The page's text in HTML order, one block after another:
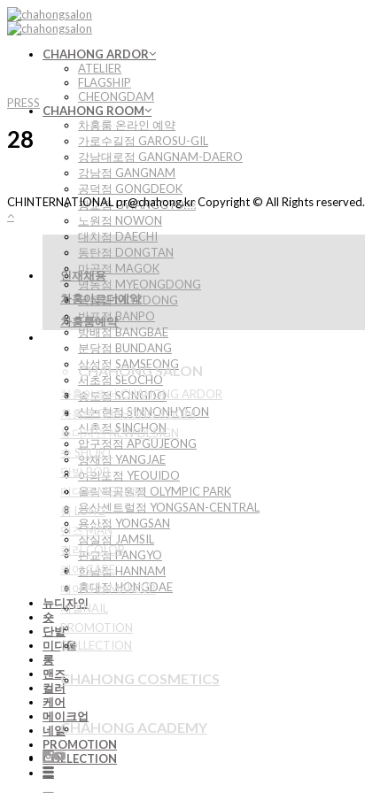
Skip
to
CHAHONG ARDOR
ATELIER
FLAGSHIP
CHEONGDAM
CHAHONG ROOM
차홍룸 온라인 예약
가로수길점 GAROSU-GIL
강남대로점 GANGNAM-DAERO
강남점 GANGNAM
공덕점 GONGDEOK
광교점 GWANGGYO￼
노원점 NOWON
대치점 DAECHI
동탄점 DONGTAN
마곡점 MAGOK
명동점 MYEONGDONG
목동점 MOKDONG
반포점 BANPO
방배점 BANGBAE
분당점 BUNDANG
삼성점 SAMSEONG
서초점 SEOCHO
송도점 SONGDO
신논현점 SINNONHYEON
신촌점 SINCHON
압구정점 APGUJEONG
양재점 YANGJAE
여의도점 YEOUIDO
올림픽공원점 OLYMPIC PARK
용산센트럴점 YONGSAN-CENTRAL
용산점 YONGSAN
잠실점 JAMSIL
판교점 PANGYO
한남점 HANNAM
홍대점 HONGDAE
뉴디자인
숏
단발
미디움
롱
맨즈
컬러
케어
메이크업
네일
PROMOTION
COLLECTION
PRESS
28
CHINTERNATIONAL pr@chahong.kr Copyright © All Rights reserved.
인재채용
차홍아르더예약
차홍룸예약
CHAHONG SALON
차홍아르더 CHAHONG ARDOR
차홍룸 CHAHONG ROOM
뉴디자인 NEW DESIGN
숏 SHORT
단발 BOB
미디움 MEDIUM
롱 LONG
맨즈 MAN
컬러 COLOR
케어 CARE
메이크업 MAKEUP
네일NAIL
PROMOTION
COLLECTION
CHAHONG COSMETICS
CHAHONG ACADEMY